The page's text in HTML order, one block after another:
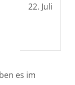
22. Juli
es im